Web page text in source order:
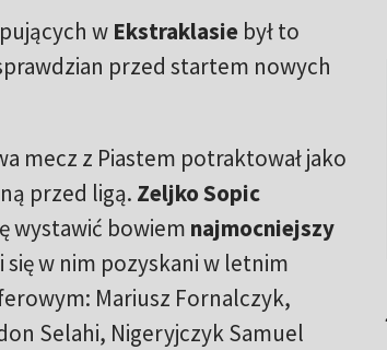
w Ekstraklasiebył to
przed startem nowych
mecz z Piastem potraktował jako
przed ligą. Zeljko Sopic
wystawić bowiem najmocniejszy
się w nim pozyskani w letnim
Mariusz Fornalczyk,
Selahi, Nigeryjczyk Samuel